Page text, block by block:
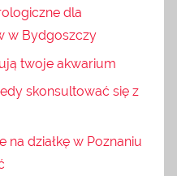
dla
w Bydgoszczy
twoje akwarium
skonsultować się z
na działkę w Poznaniu